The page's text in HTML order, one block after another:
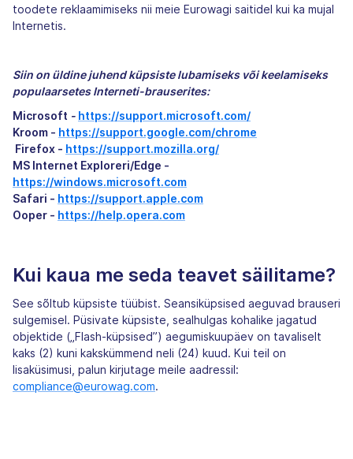
toodete reklaamimiseks nii meie Eurowagi saitidel kui ka mujal
Internetis.
Siin on üldine juhend küpsiste lubamiseks või keelamiseks
populaarsetes Interneti-brauserites:
Microsoft - https://support.microsoft.com/
Kroom - https://support.google.com/chrome
‍ Firefox - https://support.mozilla.org/
MS Internet Exploreri/Edge -
https://windows.microsoft.com
Safari - https://support.apple.com
Ooper - https://help.opera.com
Kui kaua me seda teavet säilitame?
See sõltub küpsiste tüübist. Seansiküpsised aeguvad brauseri
sulgemisel. Püsivate küpsiste, sealhulgas kohalike jagatud
objektide („Flash-küpsised”) aegumiskuupäev on tavaliselt
kaks (2) kuni kakskümmend neli (24) kuud. Kui teil on
lisaküsimusi, palun kirjutage meile aadressil:
compliance@eurowag.com.